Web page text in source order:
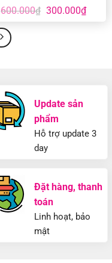
600.000₫ Giá
300.000₫Giá
hiện
Update sản
phẩm
Hỗ trợ update 3
day
Đặt hàng, thanh
toán
Linh hoạt, bảo
mật